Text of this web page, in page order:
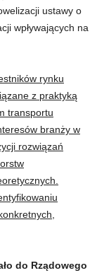
ustawy o
wpływających na
rynku
z praktyką
transportu
branży w
rozwiązań
do Rządowego